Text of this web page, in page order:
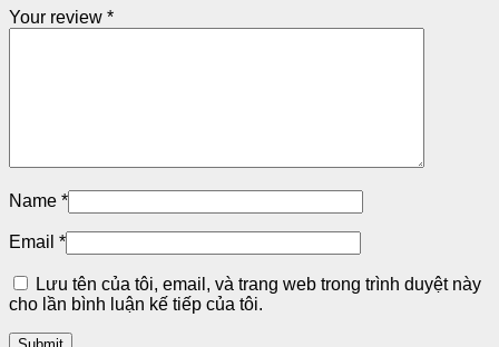
Your review *
Name *
Email *
Lưu tên của tôi, email, và trang web trong trình duyệt này
cho lần bình luận kế tiếp của tôi.